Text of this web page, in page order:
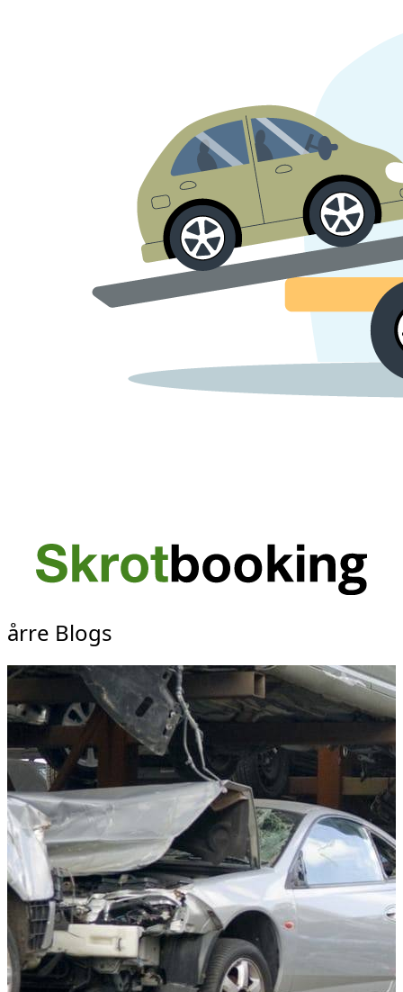
årre Blogs